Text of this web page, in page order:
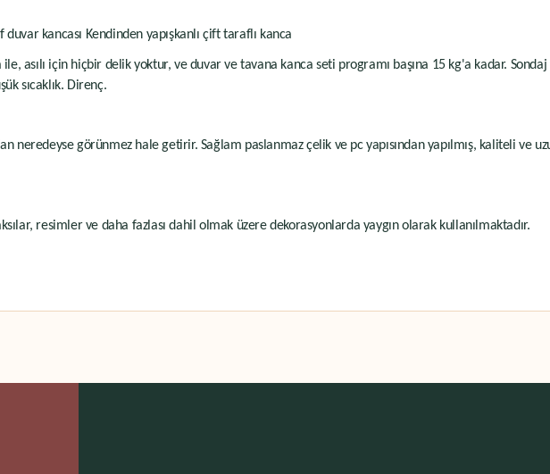
kancası Kendinden yapışkanlı çift taraflı kanca
asılı için hiçbir delik yoktur, ve duvar ve tavana kanca seti programı başına 15 kg'a kadar.
sıcaklık. Direnç.
neredeyse görünmez hale getirir. Sağlam paslanmaz çelik ve pc yapısından yapılmış, kaliteli ve
resimler ve daha fazlası dahil olmak üzere dekorasyonlarda yaygın olarak kullanılmaktadır.
Bu ürüne ilk yorumu siz yapın!